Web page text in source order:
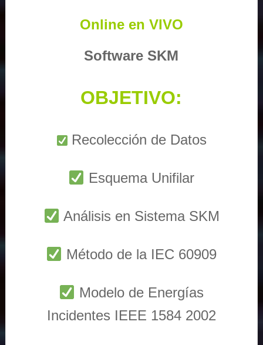
Online en VIVO
Software SKM
OBJETIVO:
Recolección de Datos
Esquema Unifilar
Análisis en Sistema SKM
Método de la IEC 60909
Modelo de Energías
Incidentes IEEE 1584 2002